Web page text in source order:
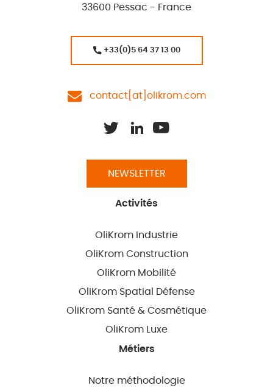
33600 Pessac - France
+33(0)5 64 37 13 00
contact[at]olikrom.com
NEWSLETTER
Activités
OliKrom Industrie
OliKrom Construction
OliKrom Mobilité
OliKrom Spatial Défense
OliKrom Santé & Cosmétique
OliKrom Luxe
Métiers
Notre méthodologie